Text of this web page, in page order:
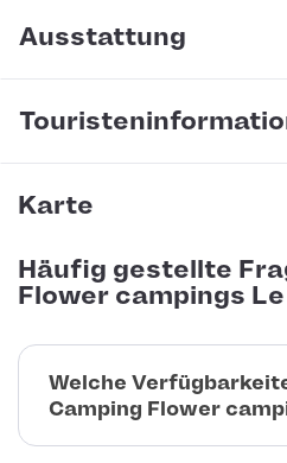
Ausstattung
Karte
Häufig gestellte
Flower campings
Welche
Camping Flower